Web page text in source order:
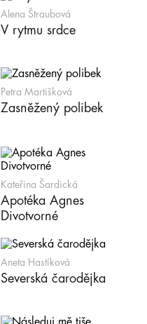
Alena Štraubová
V rytmu srdce
Petra Martišková
Zasněžený polibek
Kateřina Šardická
Apotéka Agnes
Divotvorné
Aneta Hastíková
Severská čarodějka